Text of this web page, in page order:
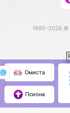
1995–2026 ©
Омиста
Псиона